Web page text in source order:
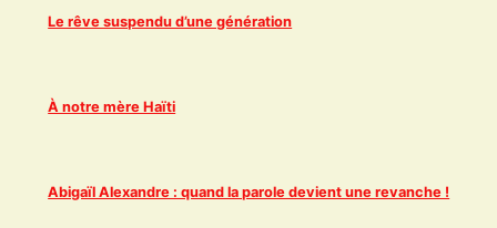
Le rêve suspendu d’une génération
À notre mère Haïti
Abigaïl Alexandre : quand la parole devient une revanche !